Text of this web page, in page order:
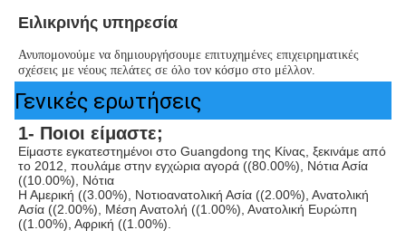
Ειλικρινής υπηρεσία
Ανυπομονούμε να δημιουργήσουμε επιτυχημένες επιχειρηματικές
σχέσεις με νέους πελάτες σε όλο τον κόσμο στο μέλλον.
Γενικές ερωτήσεις
1- Ποιοι είμαστε;
Είμαστε εγκατεστημένοι στο Guangdong της Κίνας, ξεκινάμε από
το 2012, πουλάμε στην εγχώρια αγορά ((80.00%), Νότια Ασία
((10.00%), Νότια
Η Αμερική ((3.00%), Νοτιοανατολική Ασία ((2.00%), Ανατολική
Ασία ((2.00%), Μέση Ανατολή ((1.00%), Ανατολική Ευρώπη
((1.00%), Αφρική ((1.00%).